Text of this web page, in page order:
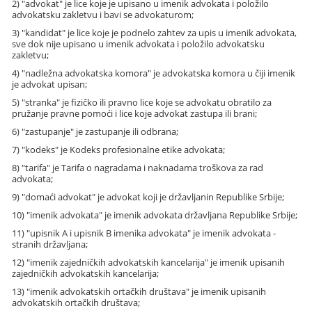
2) "advokat" je lice koje je upisano u imenik advokata i položilo
advokatsku zakletvu i bavi se advokaturom;
3) "kandidat" je lice koje je podnelo zahtev za upis u imenik advokata,
sve dok nije upisano u imenik advokata i položilo advokatsku
zakletvu;
4) "nadležna advokatska komora" je advokatska komora u čiji imenik
je advokat upisan;
5) "stranka" je fizičko ili pravno lice koje se advokatu obratilo za
pružanje pravne pomoći i lice koje advokat zastupa ili brani;
6) "zastupanje" je zastupanje ili odbrana;
7) "kodeks" je Kodeks profesionalne etike advokata;
8) "tarifa" je Tarifa o nagradama i naknadama troškova za rad
advokata;
9) "domaći advokat" je advokat koji je državljanin Republike Srbije;
10) "imenik advokata" je imenik advokata državljana Republike Srbije;
11) "upisnik A i upisnik B imenika advokata" je imenik advokata -
stranih državljana;
12) "imenik zajedničkih advokatskih kancelarija" je imenik upisanih
zajedničkih advokatskih kancelarija;
13) "imenik advokatskih ortačkih društava" je imenik upisanih
advokatskih ortačkih društava;